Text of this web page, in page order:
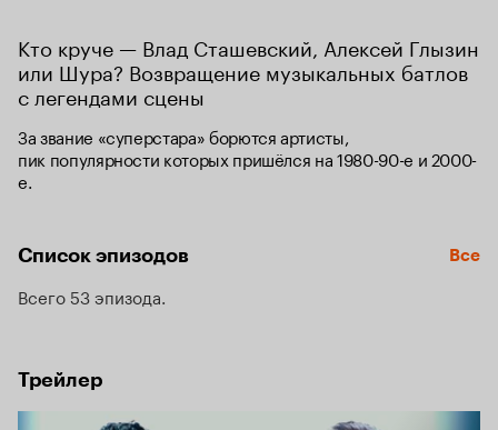
Кто круче — Влад Сташевский, Алексей Глызин
или Шура? Возвращение музыкальных батлов
с легендами сцены
За звание «суперстара» борются артисты,
пик популярности которых пришёлся на 1980-90-е и 2000-
е.
Список эпизодов Все
Всего 53 эпизода
Трейлер